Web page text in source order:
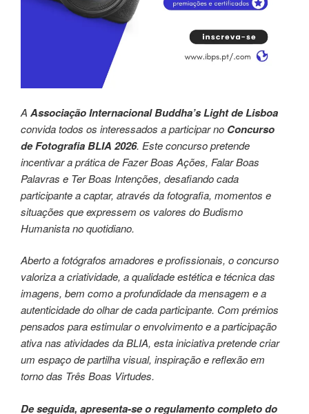
A Associação Internacional Buddha’s Light de Lisboa
convida todos os interessados a participar no Concurso
de Fotografia BLIA 2026. Este concurso pretende
incentivar a prática de Fazer Boas Ações, Falar Boas
Palavras e Ter Boas Intenções, desafiando cada
participante a captar, através da fotografia, momentos e
situações que expressem os valores do Budismo
Humanista no quotidiano.​
Aberto a fotógrafos amadores e profissionais, o concurso
valoriza a criatividade, a qualidade estética e técnica das
imagens, bem como a profundidade da mensagem e a
autenticidade do olhar de cada participante. Com prémios
pensados para estimular o envolvimento e a participação
ativa nas atividades da BLIA, esta iniciativa pretende criar
um espaço de partilha visual, inspiração e reflexão em
torno das Três Boas Virtudes.​
De seguida, apresenta-se o regulamento completo do